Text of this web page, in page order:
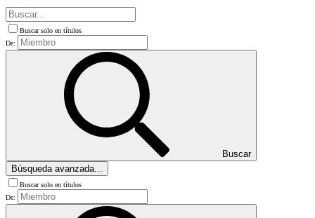
Buscar solo en títulos
De:
Buscar
Búsqueda avanzada...
Buscar solo en títulos
De: